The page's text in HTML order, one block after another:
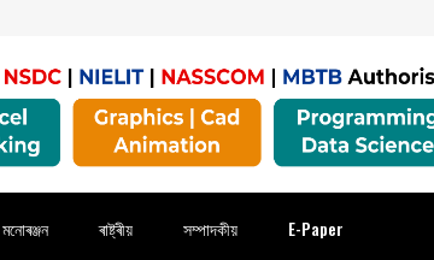
মনোৰঞ্জন ৰাষ্ট্ৰীয় সম্পাদকীয় E-Paper